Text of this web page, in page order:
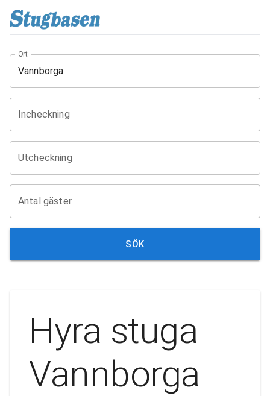
Ort
Incheckning
Utcheckning
Antal gäster
SÖK
Hyra stuga
Vannborga